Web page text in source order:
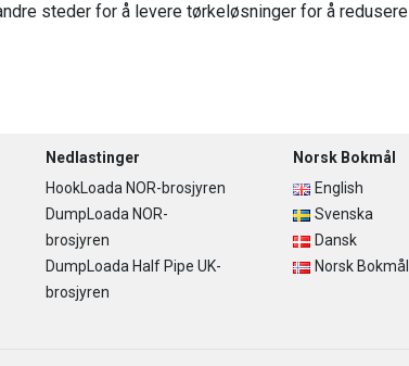
steder for å levere tørkeløsninger for å redusere
Nedlastinger
HookLoada NOR-brosjyren
DumpLoada NOR-
brosjyren
DumpLoada Half Pipe UK-
brosjyren
Norsk Bokmål
English
Svenska
Dansk
Norsk Bokmål